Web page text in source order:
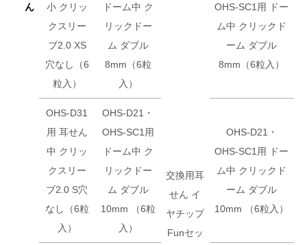
ん
小 クリッ
クスリー
ブ2.0 XS
穴なし（6
粒入）
ドーム中 ク
リックドー
ム ダブル
8mm（6粒
入）
交換用耳
せん イ
ヤチップ
Funセッ
OHS-SC1用 ドー
ム中 クリックド
ーム ダブル
8mm（6粒入）
OHS-D31
用 耳せん
中 クリッ
クスリー
ブ2.0 S穴
なし（6粒
入）
OHS-D21・
OHS-SC1用
ドーム中 ク
リックドー
ム ダブル
10mm （6粒
入）
OHS-D21・
OHS-SC1用 ドー
ム中 クリックド
ーム ダブル
10mm （6粒入）